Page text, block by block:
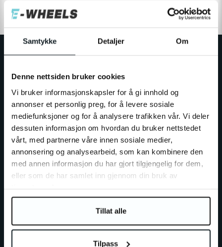
Samtykke Detaljer Om
Denne nettsiden bruker cookies
Vi bruker informasjonskapsler for å gi innhold og
annonser et personlig preg, for å levere sosiale
mediefunksjoner og for å analysere trafikken vår. Vi deler
dessuten informasjon om hvordan du bruker nettstedet
vårt, med partnerne våre innen sosiale medier,
annonsering og analysearbeid, som kan kombinere den
med annen informasjon du har gjort tilgjengelig for dem,
eller som de har samlet inn gjennom din bruk av
Tillat alle
Tilpass
Aucun produit trouvé, veuillz réssayer
LA GROUPE E-WHEELS
Le plus grand commerçant de pétits véhicules électriques
personnels dans les pays nordiques et reconnu comme un
acteur pionnier dans la mobilité verte. La groupe E-Wheels
est constitué de
E-Wheels Europe AB, E­-Wheels
Switzerland SA etE-Wheels Norge AS.
350.000+ clients satisfaits depuis 2014!
provenant de fabricants de qualité au meilleur prix.